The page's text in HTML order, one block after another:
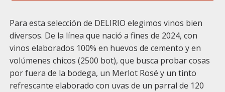
Para esta selección de DELIRIO elegimos vinos bien
diversos. De la línea que nació a fines de 2024, con
vinos elaborados 100% en huevos de cemento y en
volúmenes chicos (2500 bot), que busca probar cosas
por fuera de la bodega, un Merlot Rosé y un tinto
refrescante elaborado con uvas de un parral de 120